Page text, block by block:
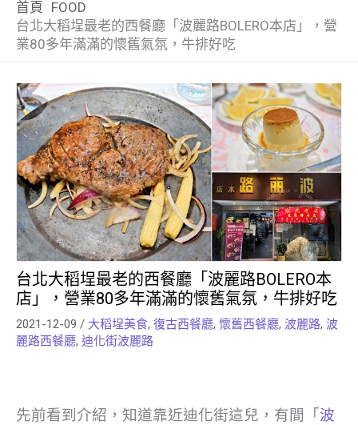
首頁 FOOD
台北大稻埕最老的西餐廳「波麗路BOLERO本店」，營
業80多年滿滿的懷舊氣氛，牛排好吃
台北大稻埕最老的西餐廳「波麗路BOLERO本
店」，營業80多年滿滿的懷舊氣氛，牛排好吃
2021-12-09 / 大稻埕美食, 復古西餐廳, 懷舊西餐廳, 波麗路, 波
麗路西餐廳, 迪化街波麗路
先前看到介紹，知道靠近迪化街這兒，有間「波